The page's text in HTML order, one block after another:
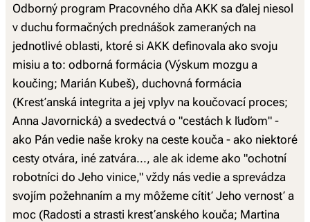
Odborný program Pracovného dňa AKK sa ďalej niesol
v duchu formačných prednášok zameraných na
jednotlivé oblasti, ktoré si AKK definovala ako svoju
misiu a to: odborná formácia (Výskum mozgu a
koučing; Marián Kubeš), duchovná formácia
(Kresťanská integrita a jej vplyv na koučovací proces;
Anna Javornická) a svedectvá o "cestách k ľuďom" -
ako Pán vedie naše kroky na ceste kouča - ako niektoré
cesty otvára, iné zatvára..., ale ak ideme ako "ochotní
robotníci do Jeho vinice," vždy nás vedie a sprevádza
svojím požehnaním a my môžeme cítiť Jeho vernosť a
moc (Radosti a strasti kresťanského kouča; Martina